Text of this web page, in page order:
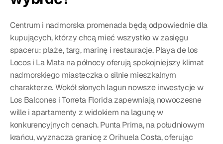
Centrum i nadmorska promenada będą odpowiednie dla
kupujących, którzy chcą mieć wszystko w zasięgu
spaceru: plaże, targ, marinę i restauracje. Playa de los
Locos i La Mata na północy oferują spokojniejszy klimat
nadmorskiego miasteczka o silnie mieszkalnym
charakterze. Wokół słonych lagun nowsze inwestycje w
Los Balcones i Torreta Florida zapewniają nowoczesne
wille i apartamenty z widokiem na lagunę w
konkurencyjnych cenach. Punta Prima, na południowym
krańcu, wyznacza granicę z Orihuela Costa, oferując